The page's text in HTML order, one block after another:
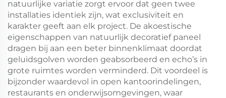
natuurlijke variatie zorgt ervoor dat geen twee
installaties identiek zijn, wat exclusiviteit en
karakter geeft aan elk project. De akoestische
eigenschappen van natuurlijk decoratief paneel
dragen bij aan een beter binnenklimaat doordat
geluidsgolven worden geabsorbeerd en echo’s in
grote ruimtes worden verminderd. Dit voordeel is
bijzonder waardevol in open kantoorindelingen,
restaurants en onderwijsomgevingen, waar